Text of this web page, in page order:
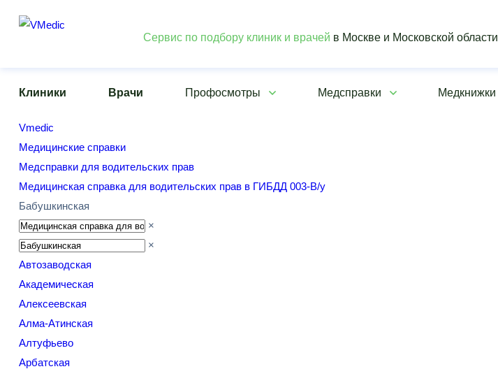
Сервис по подбору клиник и врачей в Москве и Московской области
Клиники Врачи Профосмотры Медсправки Медкнижки
Vmedic
Медицинские справки
Медсправки для водительских прав
Медицинская справка для водительских прав в ГИБДД 003-В/у
Бабушкинская
×
×
Автозаводская
Академическая
Алексеевская
Алма-Атинская
Алтуфьево
Арбатская